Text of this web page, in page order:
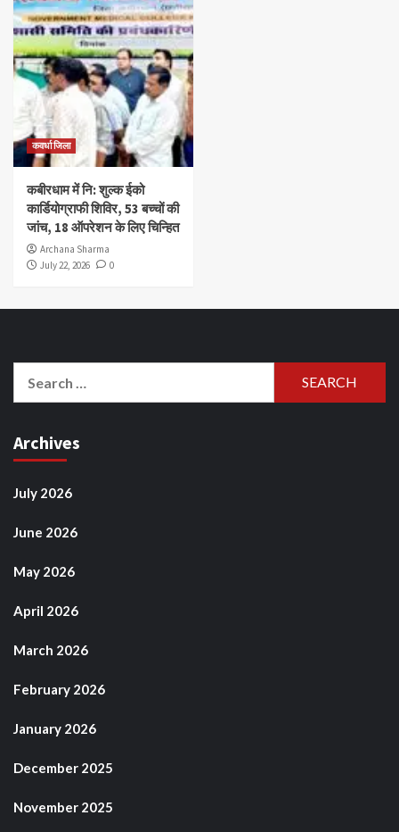
कवर्धा जिला
कबीरधाम में नि: शुल्क ईको
कार्डियोग्राफी शिविर, 53 बच्चों की
जांच, 18 ऑपरेशन के लिए चिन्हित
Archana Sharma
July 22, 2026
0
Archives
July 2026
June 2026
May 2026
April 2026
March 2026
February 2026
January 2026
December 2025
November 2025